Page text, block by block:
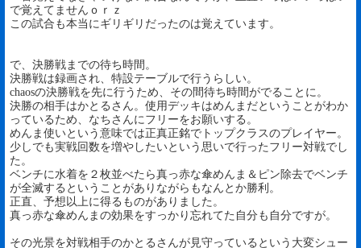
で覚えてませんｏｒｚ
この試合も本当にギリギリだったのは覚えています。
で、決勝戦までの待ち時間。
決勝戦は録画され、特設テーブルで行うらしい。
chaosの決勝戦を先に行うため、その間待ち時間がでることに。
決勝の相手はかとるさん。使用デッキはめんまだということがわか
っているため、なちさんにフリーをお願いする。
めんま使いという意味では正真正銘でトップクラスのプレイヤー。
少しでも実戦回数を増やしたいという思いで行ったフリー対戦でし
た。
ベンチに水着を２枚並べたら真っ赤な傘めんま＆ピン除去でベンチ
が全滅するということがありながらもなんとか勝利。
正直、予想以上に得るものがありました。
真っ赤な傘めんまの効果をすっかり忘れてた自分も自分ですが。
その光景を対戦相手のかとるさんが見守っているという大変シュー